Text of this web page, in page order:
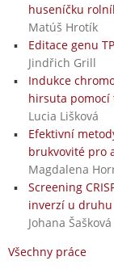
huseníčku
Matúš Hrotík
Editace genu
Jindřich Grill
Indukce
hirsuta pomocí
Lucia Lišková
Efektivní
brukvovité pro
Magdalena
Screening
inverzí u
Johana Šašková
Všechny práce